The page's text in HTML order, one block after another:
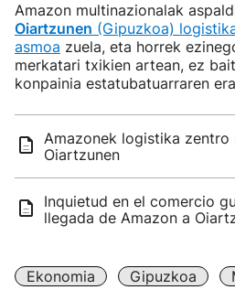
Amazon multinazionalak
Oiartzunen (Gipuzkoa)
asmoa zuela, eta horrek
merkatari txikien artean, ez
konpainia estatubatuarraren
Amazonek logistika
Oiartzunen
Inquietud en el comercio
llegada de Amazon a
Ekonomia Gipuzkoa